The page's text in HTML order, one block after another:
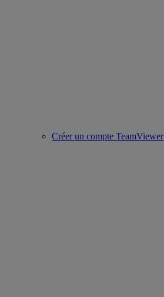
Créer un compte TeamViewer